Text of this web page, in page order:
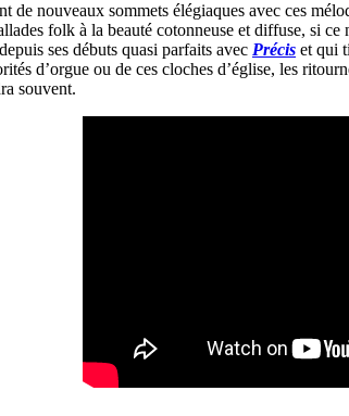
de nouveaux sommets élégiaques avec ces
folk à la beauté cotonneuse et diffuse, si
ses débuts quasi parfaits avec Précis et qui
d’orgue ou de ces cloches d’église, les
souvent.